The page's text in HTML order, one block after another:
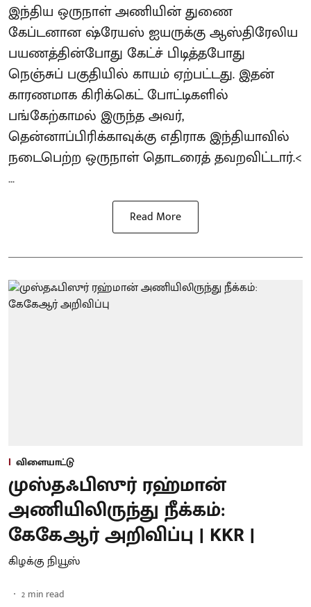
இந்திய ஒருநாள் அணியின் துணை
கேப்டனான ஷ்ரேயஸ் ஐயருக்கு ஆஸ்திரேலிய
பயணத்தின்போது கேட்ச் பிடித்தபோது
நெஞ்சுப் பகுதியில் காயம் ஏற்பட்டது. இதன்
காரணமாக கிரிக்கெட் போட்டிகளில்
பங்கேற்காமல் இருந்த அவர்,
தென்னாப்பிரிக்காவுக்கு எதிராக இந்தியாவில்
நடைபெற்ற ஒருநாள் தொடரைத் தவறவிட்டார்.<
...
Read More
விளையாட்டு
முஸ்தஃபிஸுர் ரஹ்மான்
அணியிலிருந்து நீக்கம்:
கேகேஆர் அறிவிப்பு | KKR |
கிழக்கு நியூஸ்
2 min read